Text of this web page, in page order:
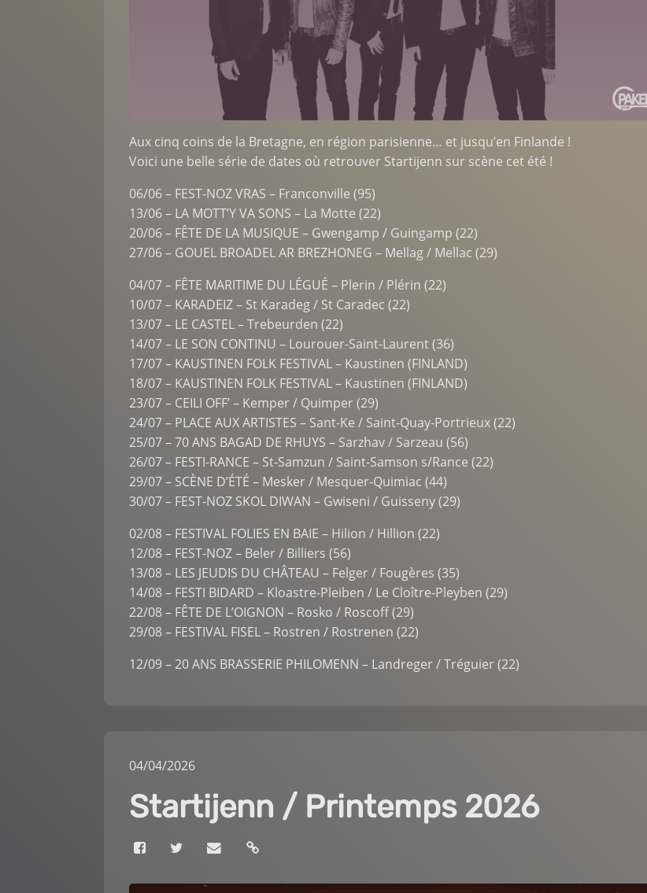
Aux cinq coins de la Bretagne, en région parisienne… et jusqu’en Finlande !
Voici une belle série de dates où retrouver Startijenn sur scène cet été !
06/06 – FEST-NOZ VRAS – Franconville (95)
13/06 – LA MOTT’Y VA SONS – La Motte (22)
20/06 – FÊTE DE LA MUSIQUE – Gwengamp / Guingamp (22)
27/06 – GOUEL BROADEL AR BREZHONEG – Mellag / Mellac (29)
04/07 – FÊTE MARITIME DU LÉGUÉ – Plerin / Plérin (22)
10/07 – KARADEIZ – St Karadeg / St Caradec (22)
13/07 – LE CASTEL – Trebeurden (22)
14/07 – LE SON CONTINU – Lourouer-Saint-Laurent (36)
17/07 – KAUSTINEN FOLK FESTIVAL – Kaustinen (FINLAND)
18/07 – KAUSTINEN FOLK FESTIVAL – Kaustinen (FINLAND)
23/07 – CEILI OFF’ – Kemper / Quimper (29)
24/07 – PLACE AUX ARTISTES – Sant-Ke / Saint-Quay-Portrieux (22)
25/07 – 70 ANS BAGAD DE RHUYS – Sarzhav / Sarzeau (56)
26/07 – FESTI-RANCE – St-Samzun / Saint-Samson s/Rance (22)
29/07 – SCÈNE D’ÉTÉ – Mesker / Mesquer-Quimiac (44)
30/07 – FEST-NOZ SKOL DIWAN – Gwiseni / Guisseny (29)
02/08 – FESTIVAL FOLIES EN BAIE – Hilion / Hillion (22)
12/08 – FEST-NOZ – Beler / Billiers (56)
13/08 – LES JEUDIS DU CHÂTEAU – Felger / Fougères (35)
14/08 – FESTI BIDARD – Kloastre-Pleiben / Le Cloître-Pleyben (29)
22/08 – FÊTE DE L’OIGNON – Rosko / Roscoff (29)
29/08 – FESTIVAL FISEL – Rostren / Rostrenen (22)
12/09 – 20 ANS BRASSERIE PHILOMENN – Landreger / Tréguier (22)
04/04/2026
Startijenn / Printemps 2026